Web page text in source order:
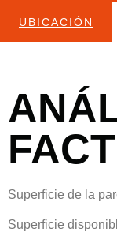
UBICACIÓN
Superficie de la
Superficie